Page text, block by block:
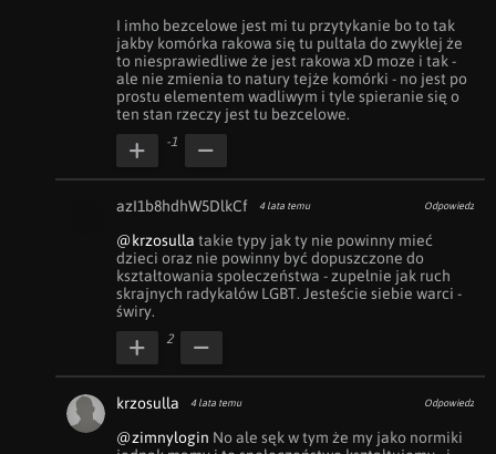
I imho bezcelowe jest mi tu przytykanie bo to tak
jakby komórka rakowa się tu pultała do zwykłej że
to niesprawiedliwe że jest rakowa xD moze i tak -
ale nie zmienia to natury tejże komórki - no jest po
prostu elementem wadliwym i tyle spieranie się o
ten stan rzeczy jest tu bezcelowe.
-1
azI1b8hdhW5DlkCf 4 lata temu Odpowiedz
@krzosulla takie typy jak ty nie powinny mieć
dzieci oraz nie powinny być dopuszczone do
kształtowania społeczeństwa - zupełnie jak ruch
skrajnych radykałów LGBT. Jesteście siebie warci -
świry.
2
krzosulla 4 lata temu Odpowiedz
@zimnylogin No ale sęk w tym że my jako normiki